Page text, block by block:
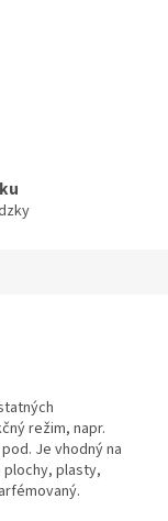
režim, napr.
Je vhodný na
plasty,